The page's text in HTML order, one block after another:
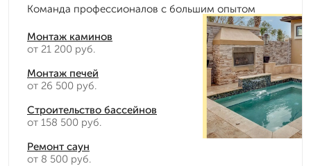
Команда профессионалов с большим опытом
Монтаж каминов
от 21 200 руб.
Монтаж печей
от 26 500 руб.
Строительство бассейнов
от 158 500 руб.
Ремонт саун
от 8 500 руб.